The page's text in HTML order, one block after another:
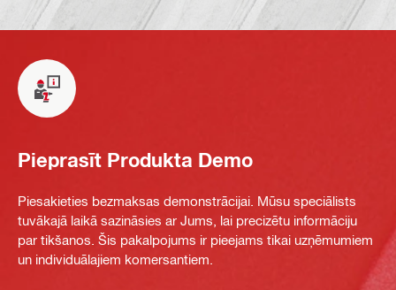
Pieprasīt Produkta Demo
Piesakieties bezmaksas demonstrācijai. Mūsu speciālists
tuvākajā laikā sazināsies ar Jums, lai precizētu informāciju
par tikšanos. Šis pakalpojums ir pieejams tikai uzņēmumiem
un individuālajiem komersantiem.